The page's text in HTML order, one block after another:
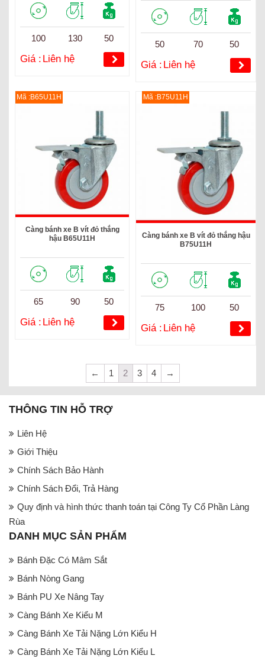
100 130 50
Giá : Liên hệ
50 70 50
Giá : Liên hệ
Mã :B65U11H
Càng bánh xe B vít đỏ thắng
hậu B65U11H
65 90 50
Giá : Liên hệ
Mã :B75U11H
Càng bánh xe B vít đỏ thắng hậu
B75U11H
75 100 50
Giá : Liên hệ
← 1 2 3 4 →
THÔNG TIN HỖ TRỢ
Liên Hệ
Giới Thiệu
Chính Sách Bảo Hành
Chính Sách Đổi, Trả Hàng
Quy định và hình thức thanh toán tại Công Ty Cổ Phần Làng
Rùa
DANH MỤC SẢN PHẨM
Bánh Đặc Có Mâm Sắt
Bánh Nòng Gang
Bánh PU Xe Nâng Tay
Càng Bánh Xe Kiểu M
Càng Bánh Xe Tải Nặng Lớn Kiểu H
Càng Bánh Xe Tải Nặng Lớn Kiểu L